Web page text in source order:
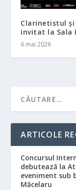
Clarinetistul
invitat la Sala
6 mai 2026
ARTICOLE
Concursul
debutează la
eveniment sub
Măcelaru